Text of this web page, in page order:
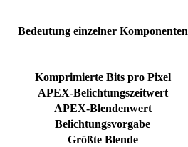
Bedeutung einzelner Komponenten
Komprimierte Bits pro Pixel
APEX-Belichtungszeitwert
APEX-Blendenwert
Belichtungsvorgabe
Größte Blende